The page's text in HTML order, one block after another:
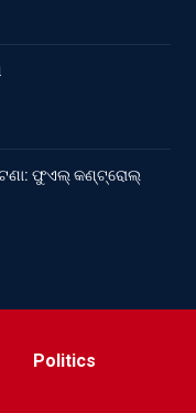
ଫୁଏଲ୍‌ କଣ୍ଟ୍ରୋଲ୍‌
Politics